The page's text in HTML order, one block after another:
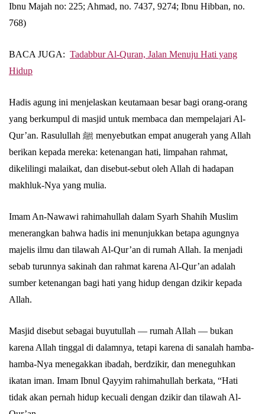
Ibnu Majah no: 225; Ahmad, no. 7437, 9274; Ibnu Hibban, no.
768)
BACA JUGA: Tadabbur Al-Quran, Jalan Menuju Hati yang
Hidup
Hadis agung ini menjelaskan keutamaan besar bagi orang-orang
yang berkumpul di masjid untuk membaca dan mempelajari Al-
Qur’an. Rasulullah ﷺ menyebutkan empat anugerah yang Allah
berikan kepada mereka: ketenangan hati, limpahan rahmat,
dikelilingi malaikat, dan disebut-sebut oleh Allah di hadapan
makhluk-Nya yang mulia.
Imam An-Nawawi rahimahullah dalam Syarh Shahih Muslim
menerangkan bahwa hadis ini menunjukkan betapa agungnya
majelis ilmu dan tilawah Al-Qur’an di rumah Allah. Ia menjadi
sebab turunnya sakinah dan rahmat karena Al-Qur’an adalah
sumber ketenangan bagi hati yang hidup dengan dzikir kepada
Allah.
Masjid disebut sebagai buyutullah — rumah Allah — bukan
karena Allah tinggal di dalamnya, tetapi karena di sanalah hamba-
hamba-Nya menegakkan ibadah, berdzikir, dan meneguhkan
ikatan iman. Imam Ibnul Qayyim rahimahullah berkata, “Hati
tidak akan pernah hidup kecuali dengan dzikir dan tilawah Al-